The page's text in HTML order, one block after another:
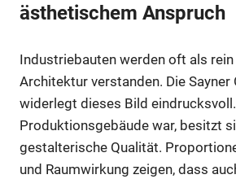
ästhetischem Anspruch
Industriebauten werden oft als
Architektur verstanden. Die Sayner
widerlegt dieses Bild
Produktionsgebäude war, besitzt
gestalterische Qualität.
und Raumwirkung zeigen, dass